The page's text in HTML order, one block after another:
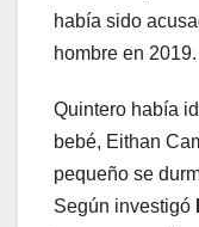
había sido
hombre en 2019.
Quintero había
bebé, Eithan
pequeño se
Según investigó